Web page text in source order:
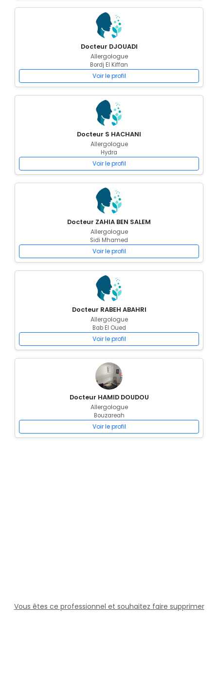
Docteur DJOUADI
Allergologue
Bordj El Kiffan
Voir le profil
Docteur S HACHANI
Allergologue
Hydra
Voir le profil
Docteur ZAHIA BEN SALEM
Allergologue
Sidi Mhamed
Voir le profil
Docteur RABEH ABAHRI
Allergologue
Bab El Oued
Voir le profil
Docteur HAMID DOUDOU
Allergologue
Bouzareah
Voir le profil
Vous êtes ce professionnel et souhaitez faire supprimer